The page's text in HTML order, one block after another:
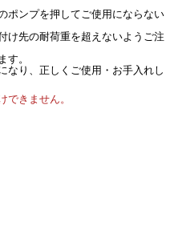
ポンプを押してご使用にならない
け先の耐荷重を超えないようご注
す。
なり、正しくご使用・お手入れし
きません。